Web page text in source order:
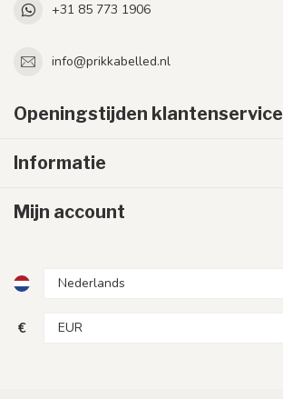
+31 85 773 1906
info@prikkabelled.nl
Openingstijden klantenservice
Informatie
Mijn account
€